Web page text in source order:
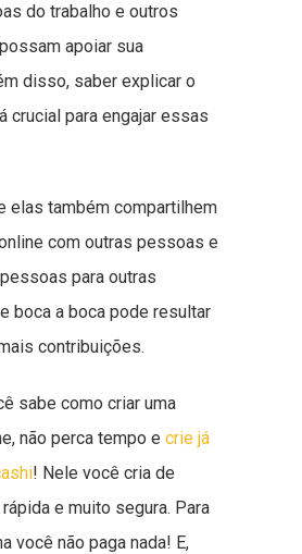
do trabalho e outros
apoiar sua
disso, saber explicar o
crucial para engajar essas
elas também compartilhem
com outras pessoas e
para outras
boca a boca pode resultar
contribuições.
sabe como criar uma
não perca tempo e crie já
! Nele você cria de
e muito segura. Para
você não paga nada! E,